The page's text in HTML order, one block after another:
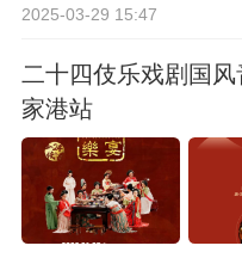
2025-03-29 15:47
二十四伎乐戏剧国风
家港站